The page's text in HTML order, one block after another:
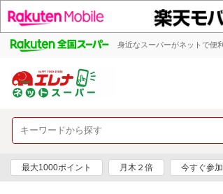
身近なスーパーがネットで便
最大1000ポイント 月木２倍 今すぐ参